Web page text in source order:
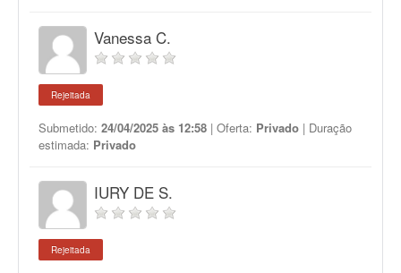
Vanessa C.
Rejeitada
Submetido: 24/04/2025 às 12:58 | Oferta: Privado | Duração
estimada: Privado
IURY DE S.
Rejeitada